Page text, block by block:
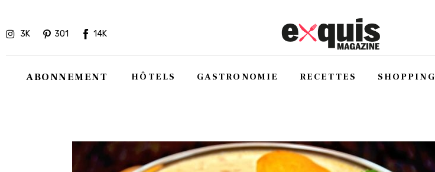
3K 301 14K
ABONNEMENT HÔTELS GASTRONOMIE RECETTES SHOPPING
Gastronomie
Recettes